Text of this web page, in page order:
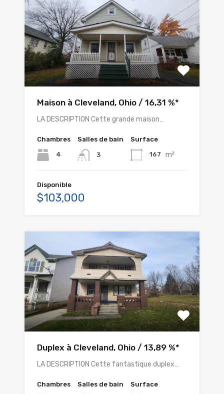
Maison à Cleveland, Ohio / 16,31 %*
LA DESCRIPTION Cette grande maison…
Chambres
4
Salles de bain
3
Surface
167 m²
Disponible
$103,000
Duplex à Cleveland, Ohio / 13,89 %*
LA DESCRIPTION Cette fantastique duplex…
Chambres Salles de bain Surface